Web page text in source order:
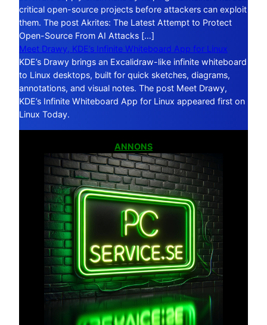
critical open-source projects before attackers can exploit
them. The post Akrites: The Latest Attempt to Protect
Open-Source From AI Attacks […]
Meet Drawy, KDE’s Infinite Whiteboard App for Linux
KDE’s Drawy brings an Excalidraw-like infinite whiteboard
to Linux desktops, built for quick sketches, diagrams,
annotations, and visual notes. The post Meet Drawy,
KDE’s Infinite Whiteboard App for Linux appeared first on
Linux Today.
ANNONS